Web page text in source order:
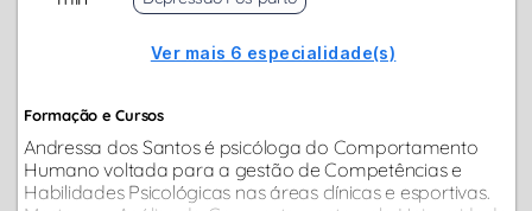
Ver mais 6 especialidade(s)
Formação e Cursos
Andressa dos Santos é psicóloga do Comportamento
Humano voltada para a gestão de Competências e
Habilidades Psicológicas nas áreas clínicas e esportivas.